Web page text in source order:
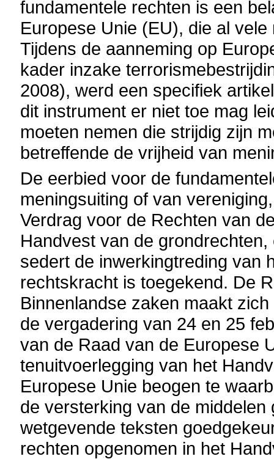
fundamentele rechten is een
Europese Unie (EU), die al
Tijdens de aanneming op
kader inzake
2008), werd een specifiek
dit instrument er niet toe mag
moeten nemen die strijdig zijn
betreffende de vrijheid van
De eerbied voor de
meningsuiting of van
Verdrag voor de Rechten van
Handvest van de
sedert de inwerkingtreding van
rechtskracht is toegekend. De
Binnenlandse zaken maakt
de vergadering van 24 en 25
van de Raad van de Europese
tenuitvoerlegging van het
Europese Unie beogen te
de versterking van de
wetgevende teksten
rechten opgenomen in het